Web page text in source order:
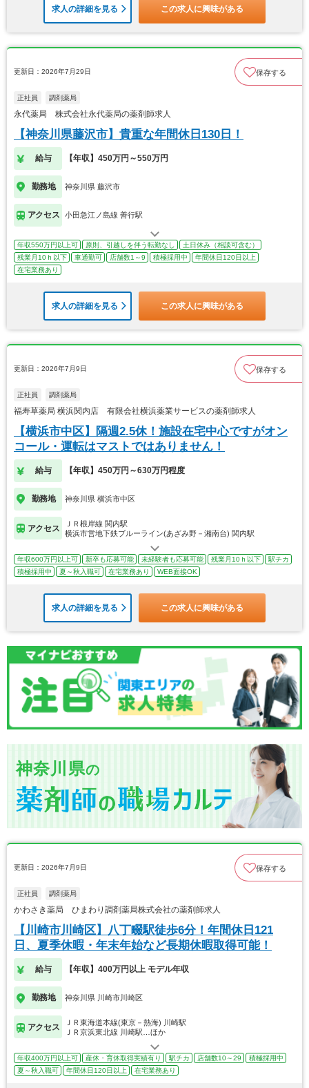
求人の詳細を見る この求人に興味がある
更新日：2026年7月29日 保存する
正社員 調剤薬局
永代薬局 株式会社永代薬局の薬剤師求人
【神奈川県藤沢市】貴重な年間休日130日！
給与 【年収】450万円～550万円
勤務地 神奈川県 藤沢市
アクセス 小田急江ノ島線 善行駅
年収550万円以上可 原則、引越しを伴う転勤なし
土日休み（相談可含む）
残業月10ｈ以下
車通勤可 店舗数1～9 積極採用中
年間休日120日以上
在宅業務あり
求人の詳細を見る この求人に興味がある
更新日：2026年7月9日 保存する
正社員 調剤薬局
福寿草薬局 横浜関内店 有限会社横浜薬業サービスの薬剤師求人
【横浜市中区】隔週2.5休！施設在宅中心ですがオン
コール・運転はマストではありません！
給与 【年収】450万円～630万円程度
勤務地 神奈川県 横浜市中区
アクセス
ＪＲ根岸線 関内駅
横浜市営地下鉄ブルーライン(あざみ野－湘南台) 関内駅
年収600万円以上可 新卒も応募可能 未経験者も応募可能 残業月10ｈ以下
駅チカ
積極採用中
夏～秋入職可 在宅業務あり WEB面接OK
求人の詳細を見る この求人に興味がある
神奈川県の
更新日：2026年7月9日 保存する
正社員 調剤薬局
かわさき薬局 ひまわり調剤薬局株式会社の薬剤師求人
【川崎市川崎区】八丁畷駅徒歩6分！年間休日121
日、夏季休暇・年末年始など長期休暇取得可能！
給与 【年収】400万円以上 モデル年収
勤務地 神奈川県 川崎市川崎区
アクセス
ＪＲ東海道本線(東京－熱海) 川崎駅
ＪＲ京浜東北線 川崎駅…ほか
年収400万円以上可 産休・育休取得実績有り 駅チカ 店舗数10～29
積極採用中
夏～秋入職可
年間休日120日以上 在宅業務あり